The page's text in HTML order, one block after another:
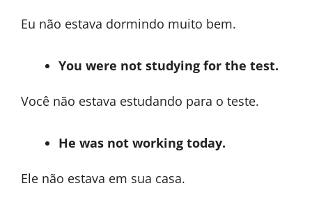
Eu não estava dormindo muito bem.
You were not studying for the test.
Você não estava estudando para o teste.
He was not working today.
Ele não estava em sua casa.